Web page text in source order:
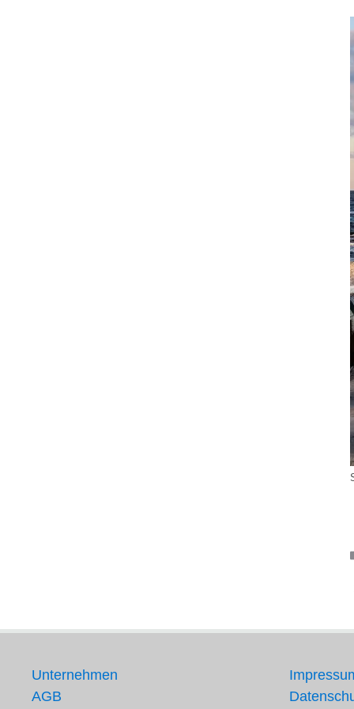
Unternehmen
AGB